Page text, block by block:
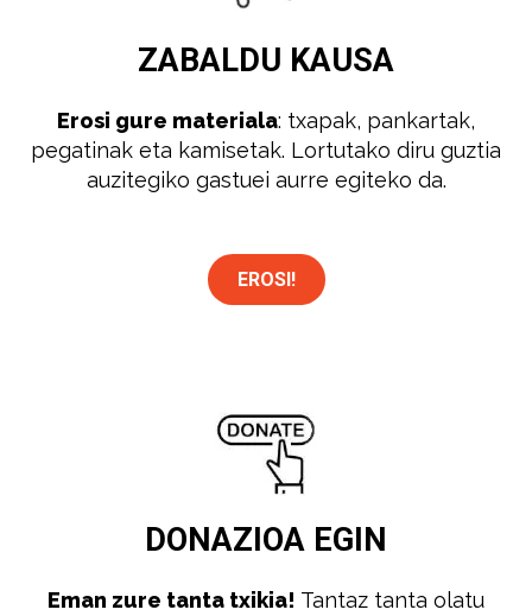
ZABALDU KAUSA
Erosi gure materiala: txapak, pankartak,
pegatinak eta kamisetak. Lortutako diru guztia
auzitegiko gastuei aurre egiteko da.
EROSI!
DONAZIOA EGIN
Eman zure tanta txikia! Tantaz tanta olatu